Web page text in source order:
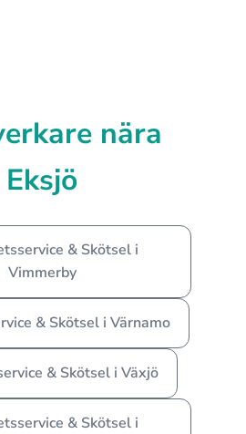
nära
Eksjö
& Skötsel i
Vimmerby
& Skötsel i Värnamo
& Skötsel i Växjö
& Skötsel i